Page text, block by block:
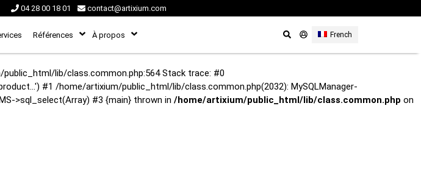
04 28 00 18 01 contact@artixium.com
Références À propos French
public_html/lib/class.common.php:564 Stack trace: #0
#1 /home/artixium/public_html/lib/class.common.php(2032): MySQLManager-
>sql_select(Array) #3 {main} thrown in /home/artixium/public_html/lib/class.common.php on